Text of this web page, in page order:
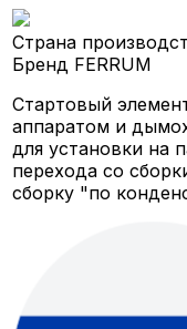
Страна
Бренд FERRUM
Стартовый
аппаратом и
для установки на
перехода со
сборку "по